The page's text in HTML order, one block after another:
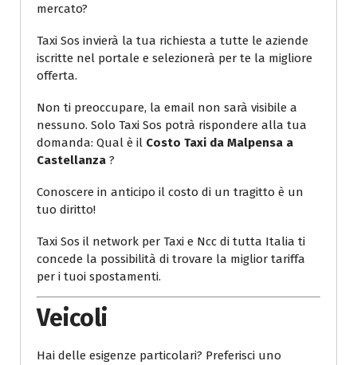
mercato?
Taxi Sos invierà la tua richiesta a tutte le aziende
iscritte nel portale e selezionerà per te la migliore
offerta.
Non ti preoccupare, la email non sarà visibile a
nessuno. Solo Taxi Sos potrà rispondere alla tua
domanda: Qual è il Costo Taxi da Malpensa a
Castellanza ?
Conoscere in anticipo il costo di un tragitto è un
tuo diritto!
Taxi Sos il network per Taxi e Ncc di tutta Italia ti
concede la possibilità di trovare la miglior tariffa
per i tuoi spostamenti.
Veicoli
Hai delle esigenze particolari? Preferisci uno